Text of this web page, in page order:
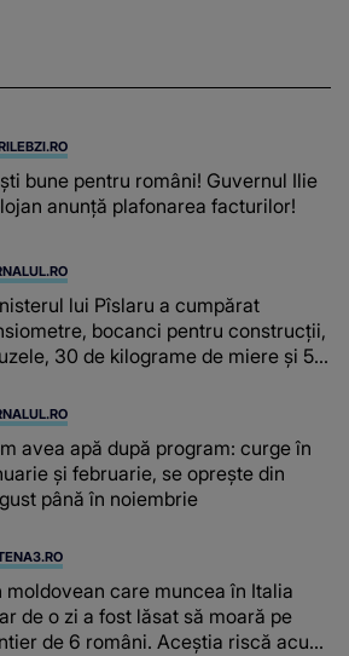
și după trecerea anilor: "De
bune pentru români! Guvernul Ilie
anunță plafonarea facturilor!
lui Pîslaru a cumpărat
bocanci pentru construcții,
30 de kilograme de miere și 50
avea apă după program: curge în
și februarie, se oprește din
până în noiembrie
moldovean care muncea în Italia
de o zi a fost lăsat să moară pe
de 6 români. Aceștia riscă acum